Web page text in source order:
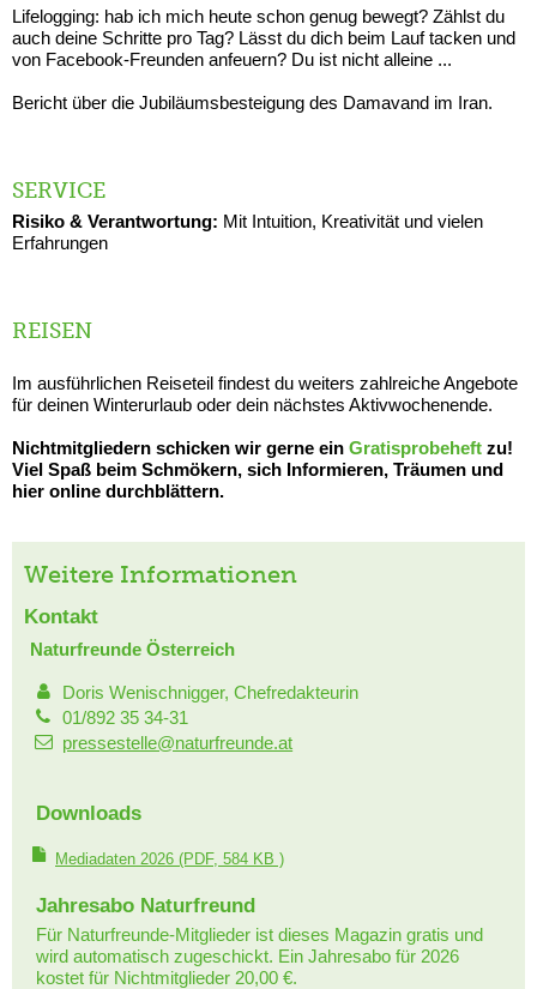
Lifelogging: hab ich mich heute schon genug bewegt? Zählst du
auch deine Schritte pro Tag? Lässt du dich beim Lauf tacken und
von Facebook-Freunden anfeuern? Du ist nicht alleine ...
Bericht über die Jubiläumsbesteigung des Damavand im Iran.
SERVICE
Risiko & Verantwortung: Mit Intuition, Kreativität und vielen
Erfahrungen
REISEN
Im ausführlichen Reiseteil findest du weiters zahlreiche Angebote
für deinen Winterurlaub oder dein nächstes Aktivwochenende.
Nichtmitgliedern schicken wir gerne ein Gratisprobeheft zu!
Viel Spaß beim Schmökern, sich Informieren, Träumen und
hier online durchblättern.
Weitere Informationen
Kontakt
Naturfreunde Österreich
Doris Wenischnigger, Chefredakteurin
01/892 35 34-31
pressestelle@naturfreunde.at
Downloads
Mediadaten 2026 (PDF, 584 KB )
Jahresabo Naturfreund
Für Naturfreunde-Mitglieder ist dieses Magazin gratis und
wird automatisch zugeschickt. Ein Jahresabo für 2026
kostet für Nichtmitglieder 20,00 €.